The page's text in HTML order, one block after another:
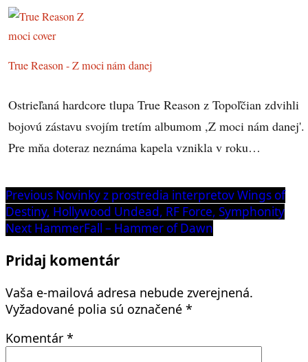
True Reason - Z moci nám danej
Ostrieľaná hardcore tlupa True Reason z Topoľčian zdvihli
bojovú zástavu svojím tretím albumom ,Z moci nám danej'.
Pre mňa doteraz neznáma kapela vznikla v roku…
Navigácia
v
článku
Previous Previous
post:
Novinky z prostredia interpretov Wings of
Destiny, Hollywood Undead, RF Force, Symphonity
Next Next
HammerFall – Hammer of Dawn
Pridaj komentár
Vaša e-mailová adresa nebude zverejnená.
Vyžadované polia sú označené *
Komentár *